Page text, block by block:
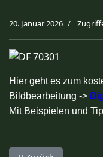
20. Januar 2026
Hier geht es zum
Bildbearbeitung ->
Mit Beispielen und